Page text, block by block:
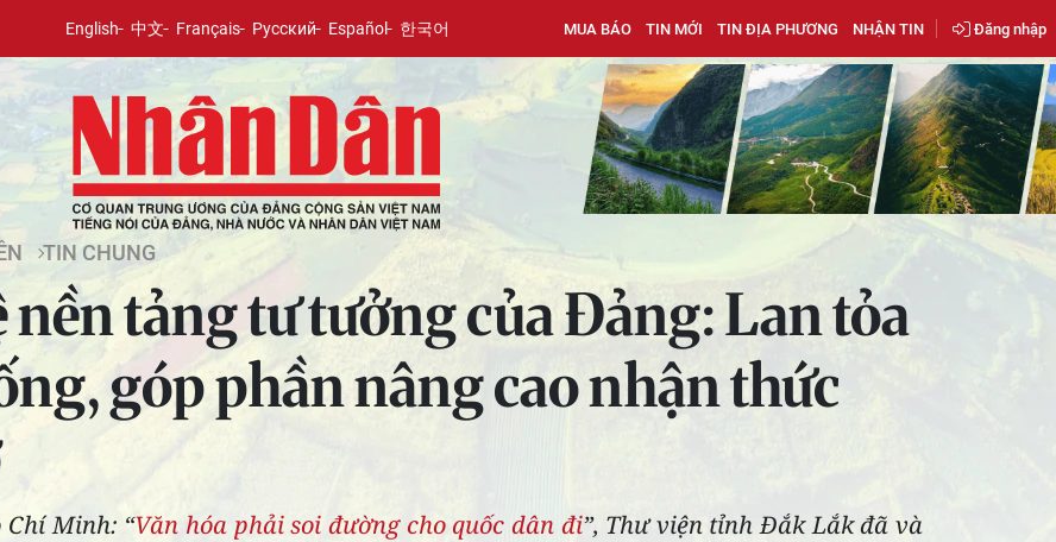
English 中文 Français Русский Español 한국어 MUA BÁO TIN MỚI TIN ĐỊA PHƯƠNG NHẬN TIN Đăng nhập
TIN CHUNG
tảng tư tưởng của Đảng: Lan tỏa
góp phần nâng cao nhận thức
Minh: “Văn hóa phải soi đường cho quốc dân đi”, Thư viện tỉnh Đắk Lắk đã và